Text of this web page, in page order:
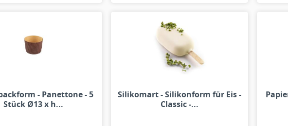
- Panettone - 5
Stück Ø13 x h...
Silikomart - Silikonform für Eis -
Classic -...